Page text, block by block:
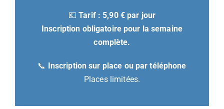
💶Tarif : 5,90 € par jour
Inscription obligatoire pour la semaine
complète.
📞
Inscription sur place ou par téléphone
Places limitées.